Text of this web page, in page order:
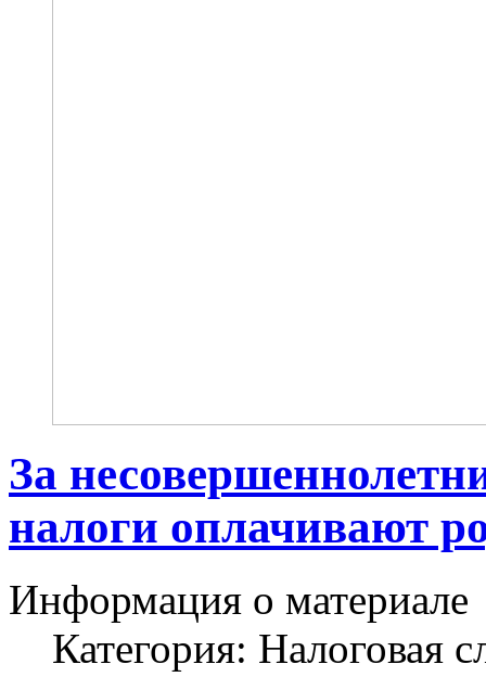
За
налоги оплачивают
Информация о материале
Категория: Налоговая